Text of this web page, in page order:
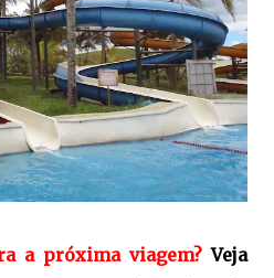
a próxima viagem?Veja